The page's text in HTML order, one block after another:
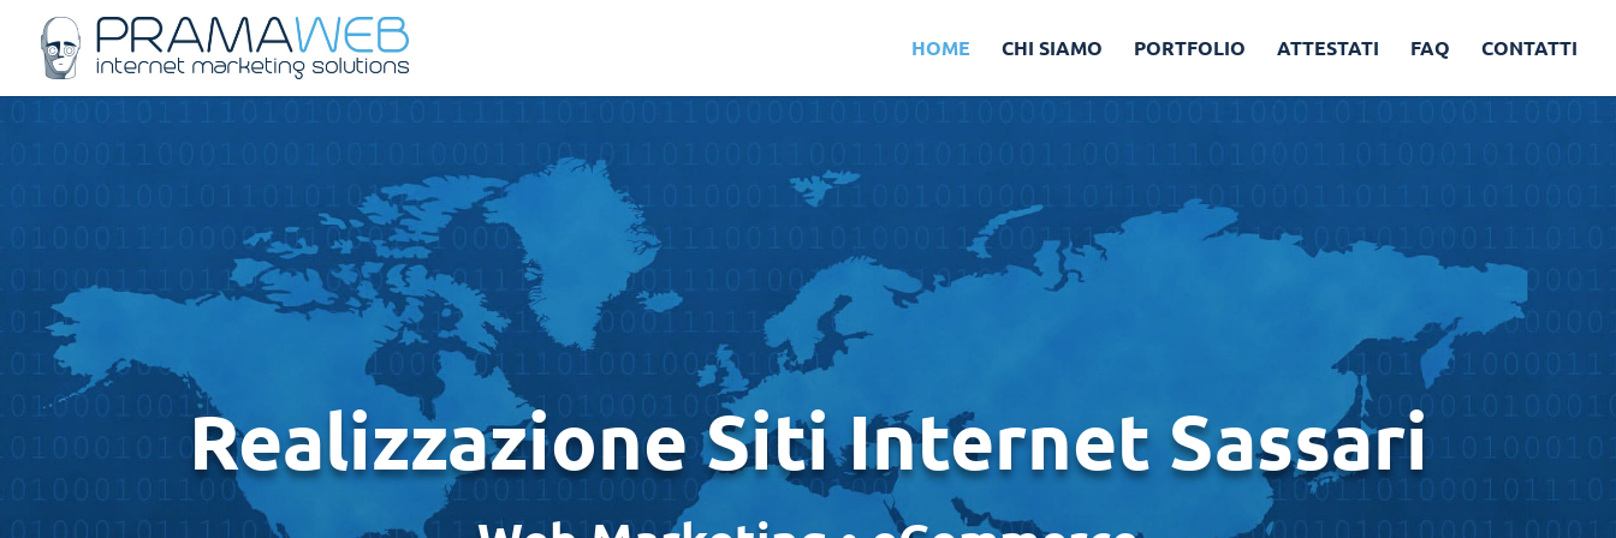
HOME CHI SIAMO PORTFOLIO ATTESTATI FAQ CONTATTI
Realizzazione Siti Internet Sassari